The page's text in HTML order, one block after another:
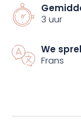
biologische
van deze vallei
wijngaarden en
Elzasser
3 uur
We
Frans